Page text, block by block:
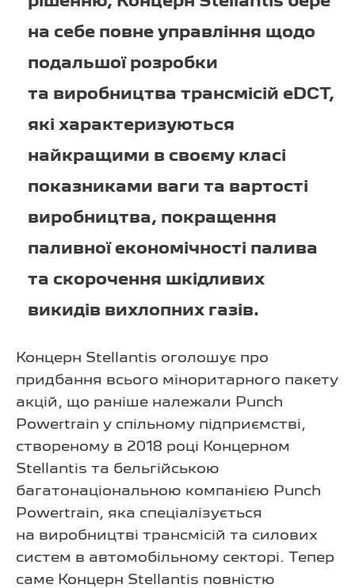
на себе повне управління щодо
подальшої розробки
та виробництва трансмісій eDCT,
які характеризуються
найкращими в своєму класі
показниками ваги та вартості
виробництва, покращення
паливної економічності палива
та скорочення шкідливих
викидів вихлопних газів.
Концерн Stellantis оголошує про
придбання всього міноритарного пакету
акцій, що раніше належали Punch
Powertrain у спільному підприємстві,
створеному в 2018 році Концерном
Stellantis та бельгійською
багатонаціональною компанією Punch
Powertrain, яка спеціалізується
на виробництві трансмісій та силових
систем в автомобільному секторі. Тепер
саме Концерн Stellantis повністю